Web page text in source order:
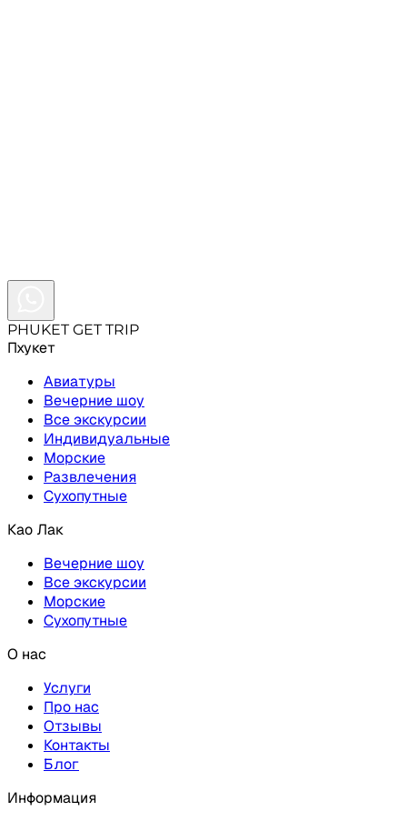
PHUKET GET TRIP
Пхукет
Авиатуры
Вечерние шоу
Все экскурсии
Индивидуальные
Морские
Развлечения
Сухопутные
Као Лак
Вечерние шоу
Все экскурсии
Морские
Сухопутные
О нас
Услуги
Про нас
Отзывы
Контакты
Блог
Информация